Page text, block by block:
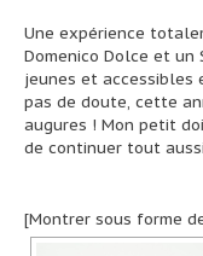
Une expérience
Domenico Dolce et
jeunes et accessibles
pas de doute, cette
augures ! Mon petit
de continuer tout
[Montrer sous forme